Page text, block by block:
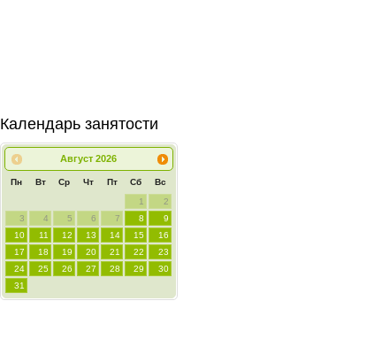
Календарь занятости
Август 2026
Пн Вт Ср Чт Пт Сб Вс
1
2
3
4 5 6 7 8
9
10
11 12 13 14 15
16
17
18 19 20 21 22
23
24
25 26 27 28 29
30
31